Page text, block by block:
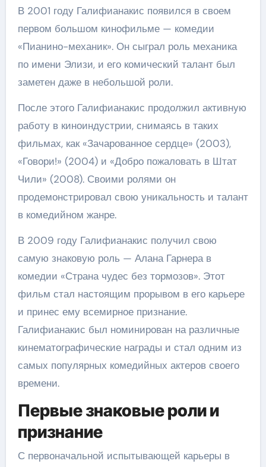
В 2001 году Галифианакис появился в своем
первом большом кинофильме — комедии
«Пианино-механик». Он сыграл роль механика
по имени Элизи, и его комический талант был
заметен даже в небольшой роли.
После этого Галифианакис продолжил активную
работу в киноиндустрии, снимаясь в таких
фильмах, как «Зачарованное сердце» (2003),
«Говори!» (2004) и «Добро пожаловать в Штат
Чили» (2008). Своими ролями он
продемонстрировал свою уникальность и талант
в комедийном жанре.
В 2009 году Галифианакис получил свою
самую знаковую роль — Алана Гарнера в
комедии «Страна чудес без тормозов». Этот
фильм стал настоящим прорывом в его карьере
и принес ему всемирное признание.
Галифианакис был номинирован на различные
кинематографические награды и стал одним из
самых популярных комедийных актеров своего
времени.
Первые знаковые роли и
признание
С первоначальной испытывающей карьеры в